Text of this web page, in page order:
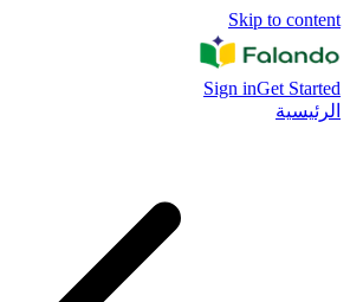
Skip to content
Sign inGet Started
الرئيسية